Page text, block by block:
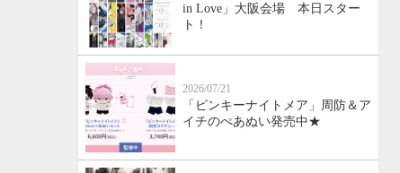
in Love」大阪会場 本日スター
ト！
2026/07/21
「ピンキーナイトメア」周防＆ア
イチのぺあぬい発売中★